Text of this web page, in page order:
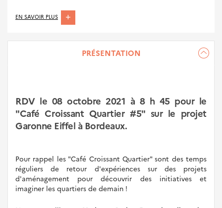
EN SAVOIR PLUS ABOUT
CROISSANTS
QUARTIERSPRÉSENTATION
RDV le 08 octobre 2021 à 8 h 45 pour le
"Café Croissant Quartier #5" sur le projet
Garonne Eiffel à Bordeaux.
Pour rappel les "Café Croissant Quartier" sont des temps
réguliers de retour d'expériences sur des projets
d'aménagement pour découvrir des initiatives et
imaginer les quartiers de demain !